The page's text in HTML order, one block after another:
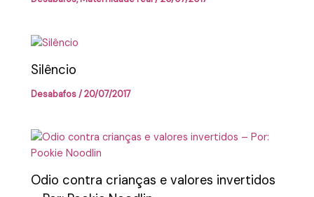
Silêncio
Desabafos/20/07/2017
Odio contra crianças e valores invertidos